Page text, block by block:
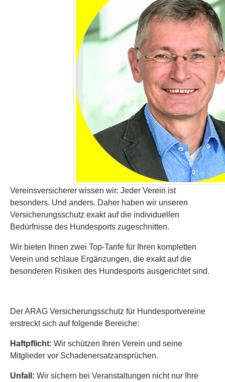
Vereinsversicherer wissen wir: Jeder Verein ist
besonders. Und anders. Daher haben wir unseren
Versicherungsschutz exakt auf die individuellen
Bedürfnisse des Hundesports zugeschnitten.
Wir bieten Ihnen zwei Top-Tarife für Ihren kompletten
Verein und schlaue Ergänzungen, die exakt auf die
besonderen Risiken des Hundesports ausgerichtet sind.
Der ARAG Versicherungsschutz für Hundesportvereine
erstreckt sich auf folgende Bereiche:
Haftpflicht: Wir schützen Ihren Verein und seine
Mitglieder vor Schadenersatzansprüchen.
Unfall: Wir sichern bei Veranstaltungen nicht nur Ihre